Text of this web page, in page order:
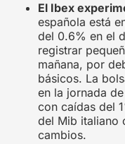
El Ibex
española está
del 0.6% en el
registrar
mañana, por
básicos. La
en la jornada
con caídas del
del Mib italiano
cambios.